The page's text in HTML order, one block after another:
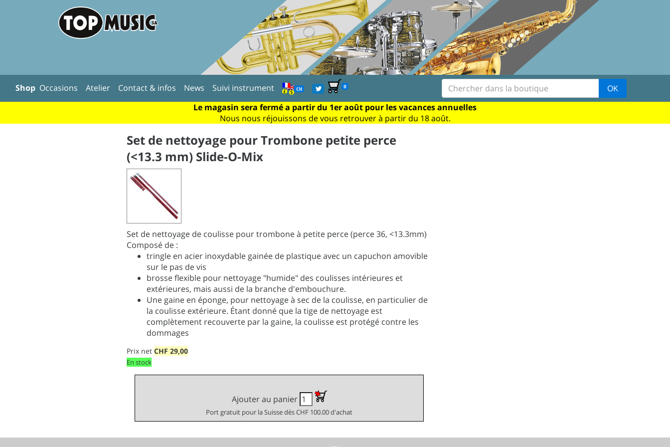
Shop Occasions Atelier Contact & infos News Suivi instrument CH 0
OK
Le magasin sera fermé a partir du 1er août pour les vacances annuelles
Nous nous réjouissons de vous retrouver à partir du 18 août.
Set de nettoyage pour Trombone petite perce
(<13.3 mm) Slide-O-Mix
Set de nettoyage de coulisse pour trombone à petite perce (perce 36, <13.3mm)
Composé de :
tringle en acier inoxydable gainée de plastique avec un capuchon amovible
sur le pas de vis
brosse flexible pour nettoyage "humide" des coulisses intérieures et
extérieures, mais aussi de la branche d'embouchure.
Une gaine en éponge, pour nettoyage à sec de la coulisse, en particulier de
la coulisse extérieure. Étant donné que la tige de nettoyage est
complètement recouverte par la gaine, la coulisse est protégé contre les
dommages
Prix net CHF 29,00
En stock
Ajouter au panier
Port gratuit pour la Suisse dès CHF 100.00 d'achat